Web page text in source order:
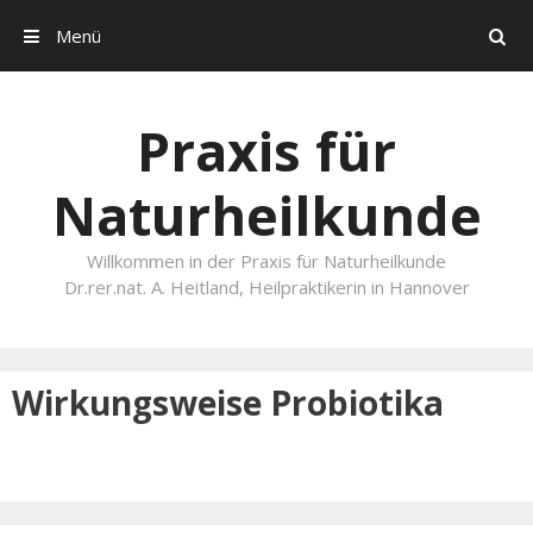
Search
Menü
Praxis für
Naturheilkunde
Willkommen in der Praxis für Naturheilkunde
Dr.rer.nat. A. Heitland, Heilpraktikerin in Hannover
Wirkungsweise Probiotika